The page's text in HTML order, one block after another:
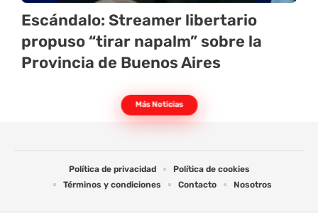
Escándalo: Streamer libertario
propuso “tirar napalm” sobre la
Provincia de Buenos Aires
Más Noticias
Política de privacidad
Política de cookies
Términos y condiciones
Contacto Nosotros